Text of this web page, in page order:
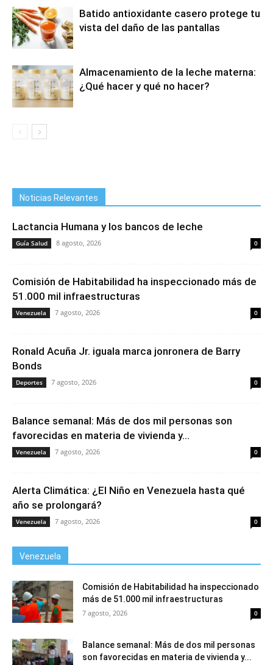
Batido antioxidante casero protege tu
vista del daño de las pantallas
Almacenamiento de la leche materna:
¿Qué hacer y qué no hacer?
Noticias Relevantes
Lactancia Humana y los bancos de leche
Guía Salud 8 agosto, 2026 0
Comisión de Habitabilidad ha inspeccionado más de
51.000 mil infraestructuras
Venezuela 7 agosto, 2026 0
Ronald Acuña Jr. iguala marca jonronera de Barry
Bonds
Deportes 7 agosto, 2026 0
Balance semanal: Más de dos mil personas son
favorecidas en materia de vivienda y...
Venezuela 7 agosto, 2026 0
Alerta Climática: ¿El Niño en Venezuela hasta qué
año se prolongará?
Venezuela 7 agosto, 2026 0
Venezuela
Comisión de Habitabilidad ha inspeccionado
más de 51.000 mil infraestructuras
7 agosto, 2026 0
Balance semanal: Más de dos mil personas
son favorecidas en materia de vivienda y...